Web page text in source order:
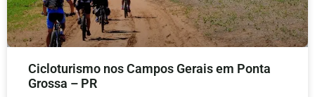
Cicloturismo nos Campos Gerais em Ponta
Grossa – PR